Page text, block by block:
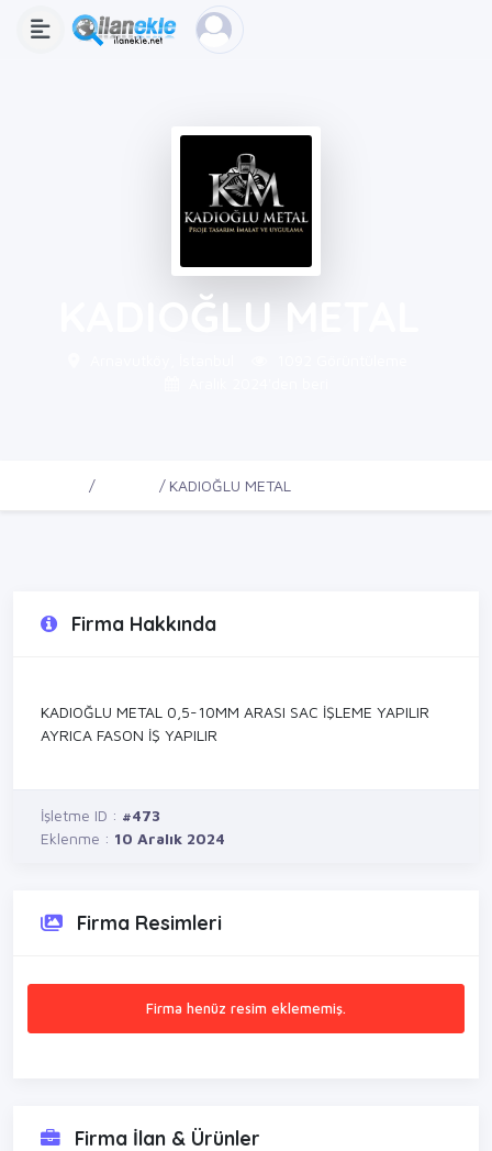
KADIOĞLU METAL
KADIOĞLU METAL
Firma Hakkında
KADIOĞLU METAL 0,5-10MM ARASI SAC İŞLEME YAPILIR
AYRICA FASON İŞ YAPILIR
İşletme ID : #473
Eklenme : 10 Aralık 2024
Firma Resimleri
Firma henüz resim eklememiş.
Firma İlan & Ürünler